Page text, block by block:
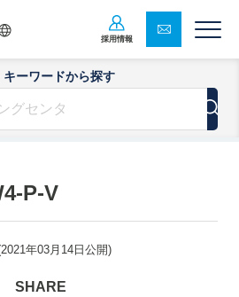
採用情報
キーワードから探す
P-V
2021年03月14日 公開)
SHARE